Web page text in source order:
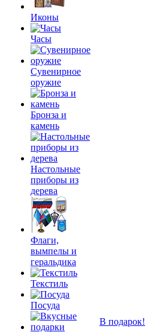
Иконы
Часы
Сувенирное
оружие
Бронза и
камень
Настольные
приборы из
дерева
Флаги,
вымпелы и
геральдика
Текстиль
Посуда
В подарок!